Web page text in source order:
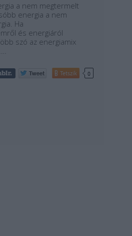
a nem megtermelt
energia a nem
Ha
és energiáról
szó az energiamix
Tetszik 0